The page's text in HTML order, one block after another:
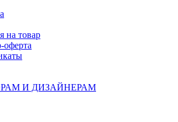
на товар
оферта
И ДИЗАЙНЕРАМ